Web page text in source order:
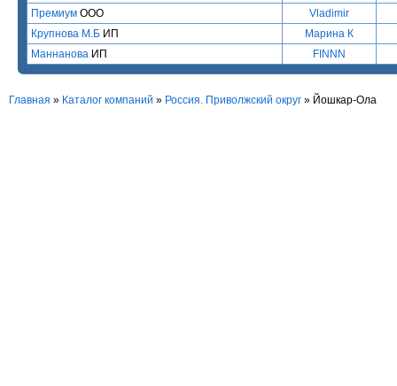
Премиум ООО
Vladimir
Крупнова М.Б ИП
Марина К
Маннанова ИП FINNN
Главная » Каталог компаний » Россия. Приволжский округ » Йошкар-Ола